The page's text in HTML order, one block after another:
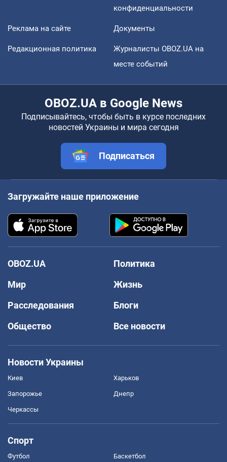
конфиденциальности
Реклама на сайте Документы
Редакционная политика
Журналисты OBOZ.UA на
месте событий
OBOZ.UA в Google News
Подписывайтесь, чтобы быть в курсе последних
новостей Украины и мира сегодня
Подписаться
Загружайте наше приложение
OBOZ.UA
Политика
Мир
Жизнь
Расследования
Блоги
Общество
Все новости
Новости Украины
Киев Харьков
Запорожье Днепр
Черкассы
Спорт
Футбол Баскетбол